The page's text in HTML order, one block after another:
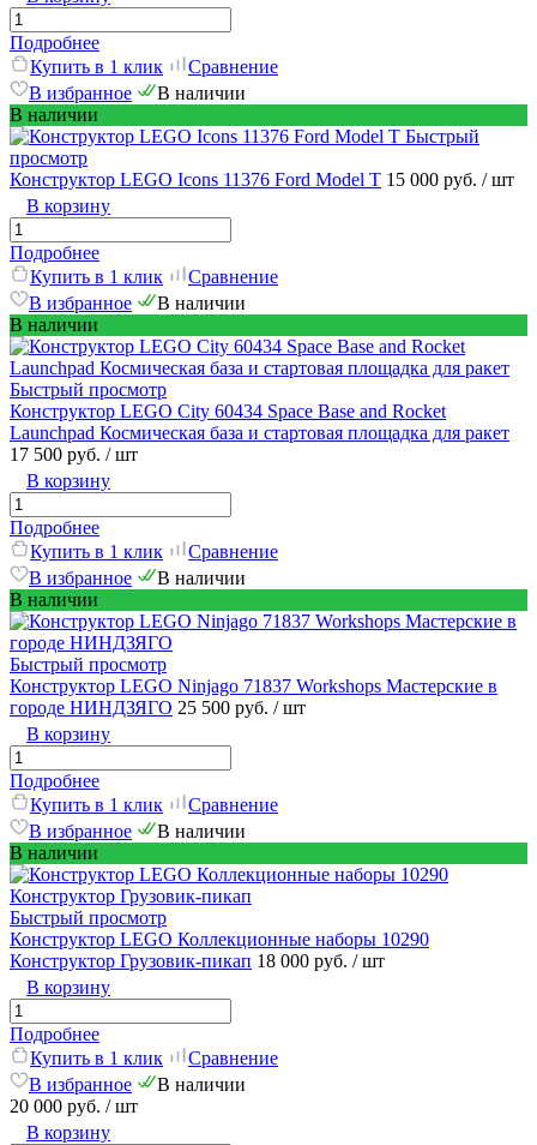
Подробнее
Купить в 1 клик
Сравнение
В избранное
В наличии
В наличии
Быстрый
просмотр
Конструктор LEGO Icons 11376 Ford Model T 15 000 руб. / шт
В корзину
Подробнее
Купить в 1 клик
Сравнение
В избранное
В наличии
В наличии
Быстрый просмотр
Конструктор LEGO City 60434 Space Base and Rocket
Launchpad Космическая база и стартовая площадка для ракет
17 500 руб. / шт
В корзину
Подробнее
Купить в 1 клик
Сравнение
В избранное
В наличии
В наличии
Быстрый просмотр
Конструктор LEGO Ninjago 71837 Workshops Мастерские в
городе НИНДЗЯГО 25 500 руб. / шт
В корзину
Подробнее
Купить в 1 клик
Сравнение
В избранное
В наличии
В наличии
Быстрый просмотр
Конструктор LEGO Коллекционные наборы 10290
Конструктор Грузовик-пикап 18 000 руб. / шт
В корзину
Подробнее
Купить в 1 клик
Сравнение
В избранное
В наличии
20 000 руб. / шт
В корзину